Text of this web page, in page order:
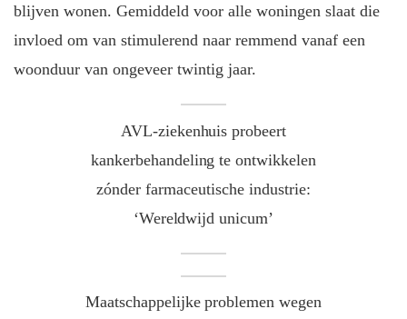
blijven wonen. Gemiddeld voor alle woningen slaat die
invloed om van stimulerend naar remmend vanaf een
woonduur van ongeveer twintig jaar.
AVL-ziekenhuis probeert
kankerbehandeling te ontwikkelen
zónder farmaceutische industrie:
‘Wereldwijd unicum’
Maatschappelijke problemen wegen